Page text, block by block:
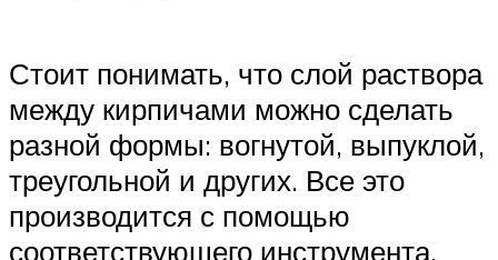
Стоит понимать, что слой раствора
между кирпичами можно сделать
разной формы: вогнутой, выпуклой,
треугольной и других. Все это
производится с помощью
соответствующего инструмента,